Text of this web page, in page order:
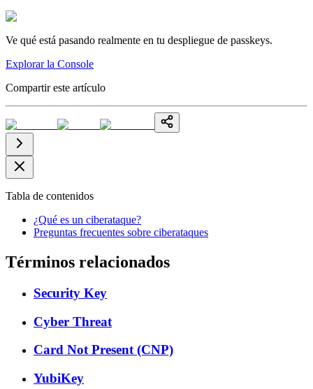
Ve qué está pasando realmente en tu despliegue de passkeys.
Explorar la Console
Compartir este artículo
Tabla de contenidos
¿Qué es un ciberataque?
Preguntas frecuentes sobre ciberataques
Términos relacionados
Security Key
Cyber Threat
Card Not Present (CNP)
YubiKey